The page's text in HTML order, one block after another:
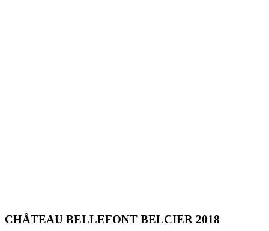
CHÂTEAU BELLEFONT BELCIER 2018